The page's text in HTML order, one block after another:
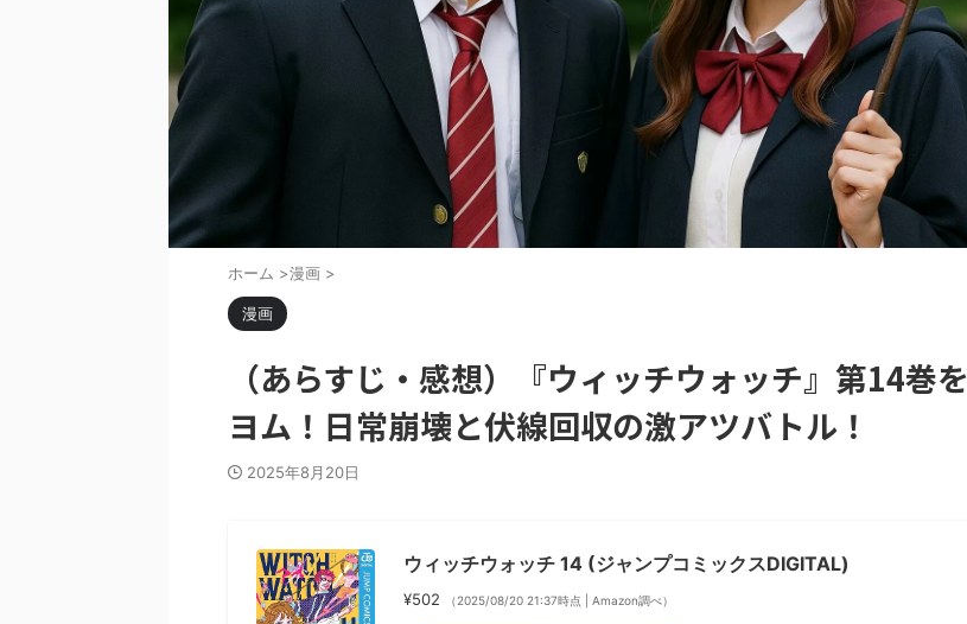
ホーム >漫画 >
漫画
（あらすじ・感想）『ウィッチウォッチ』第14巻を
ヨム！日常崩壊と伏線回収の激アツバトル！
2025年8月20日
ウィッチウォッチ 14 (ジャンプコミックスDIGITAL)
¥502 （2025/08/20 21:37時点 | Amazon調べ）